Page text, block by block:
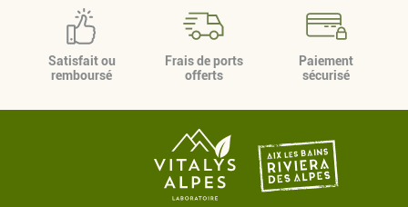
Satisfait ou
remboursé
Frais de ports
offerts
Paiement
sécurisé